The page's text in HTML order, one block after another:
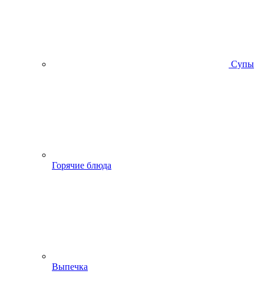
Супы
Горячие блюда
Выпечка